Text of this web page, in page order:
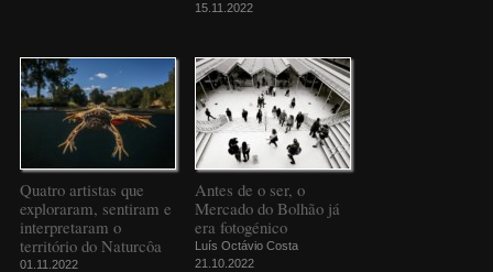
15.11.2022
Quatro artistas que
exploraram, sentiram e
interpretaram o
território do Naturcôa
01.11.2022
Antes de o ser, o
Mercado do Bolhão já
era fotogénico
Luís Octávio Costa
21.10.2022